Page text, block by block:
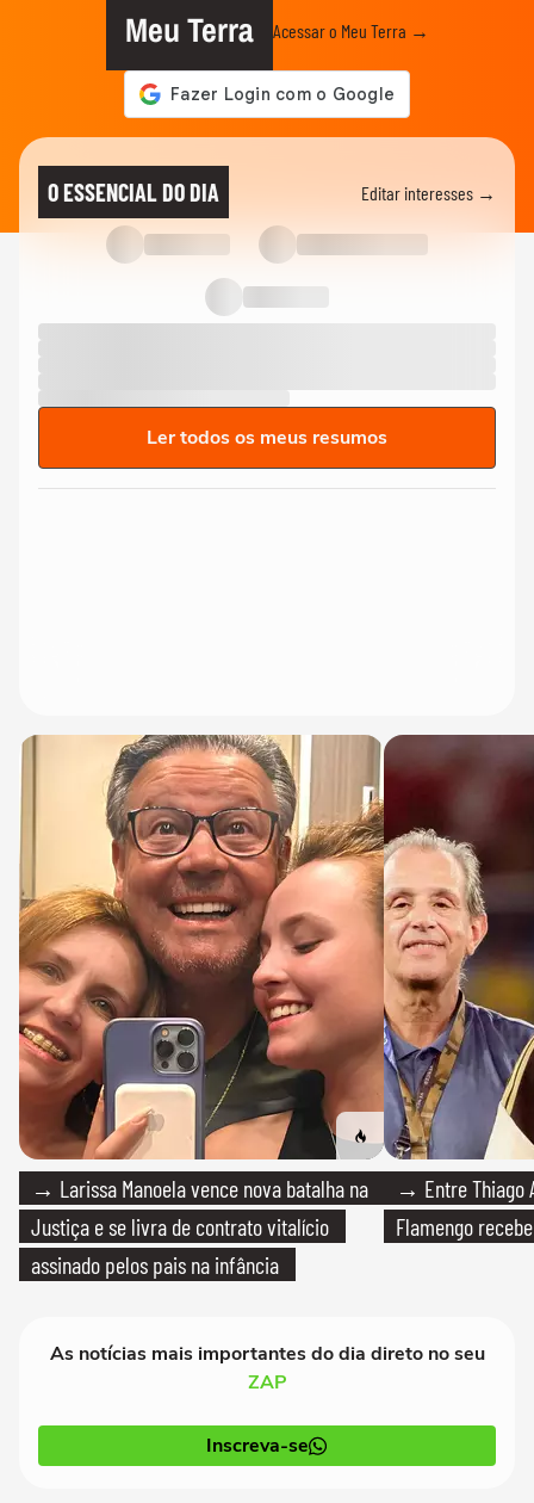
Meu Terra Acessar o Meu Terra →
O ESSENCIAL DO DIA Editar interesses →
Ler todos os meus resumos
→ Larissa Manoela vence nova batalha na
Justiça e se livra de contrato vitalício
assinado pelos pais na infância
→ Entre Thiago
Flamengo
As notícias mais importantes do dia direto no seu
ZAP
Inscreva-se